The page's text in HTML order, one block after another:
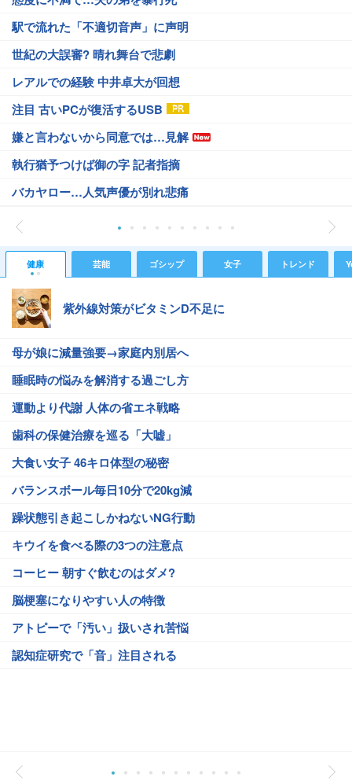
駅で流れた「不適切音声」に声明
世紀の大誤審? 晴れ舞台で悲劇
レアルでの経験 中井卓大が回想
注目 古いPCが復活するUSB
嫌と言わないから同意では…見解
執行猶予つけば御の字 記者指摘
バカヤロー…人気声優が別れ悲痛
健康 芸能 ゴシップ 女子 トレンド
紫外線対策がビタミンD不足に
母が娘に減量強要→家庭内別居へ
睡眠時の悩みを解消する過ごし方
運動より代謝 人体の省エネ戦略
歯科の保健治療を巡る「大嘘」
大食い女子 46キロ体型の秘密
バランスボール毎日10分で20kg減
躁状態引き起こしかねないNG行動
キウイを食べる際の3つの注意点
コーヒー 朝すぐ飲むのはダメ?
脳梗塞になりやすい人の特徴
アトピーで「汚い」扱いされ苦悩
認知症研究で「音」注目される